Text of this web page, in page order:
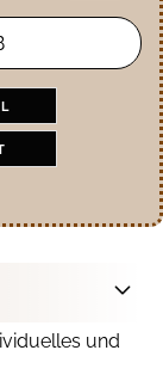
und